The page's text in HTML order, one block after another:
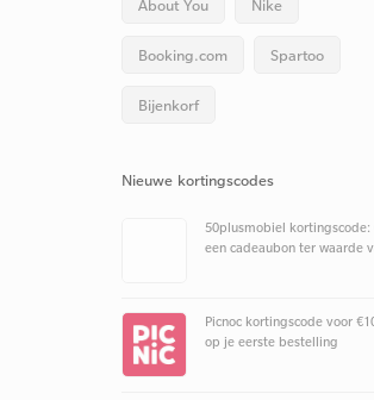
About You Nike
Booking.com Spartoo
Bijenkorf
Nieuwe kortingscodes
50plusmobiel kortingscode:
een cadeaubon ter waarde
Picnoc kortingscode voor
op je eerste bestelling